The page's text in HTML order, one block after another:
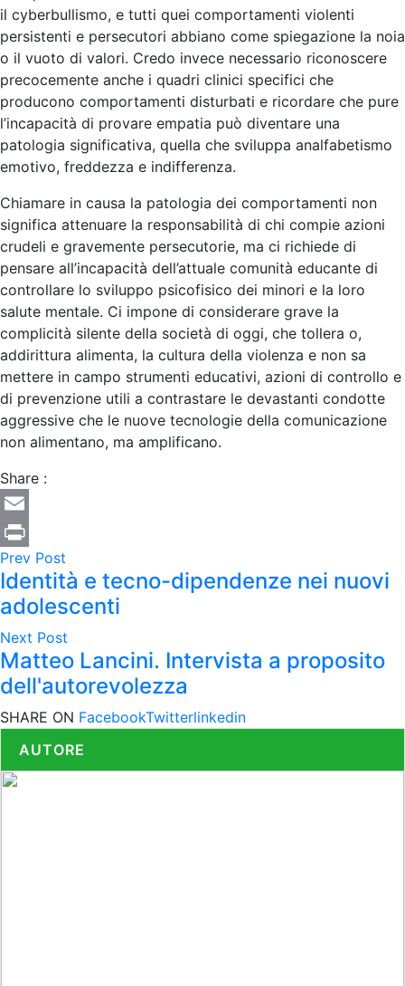
il cyberbullismo, e tutti quei comportamenti violenti
persistenti e persecutori abbiano come spiegazione la noia
o il vuoto di valori. Credo invece necessario riconoscere
precocemente anche i quadri clinici specifici che
producono comportamenti disturbati e ricordare che pure
l’incapacità di provare empatia può diventare una
patologia significativa, quella che sviluppa analfabetismo
emotivo, freddezza e indifferenza.
Chiamare in causa la patologia dei comportamenti non
significa attenuare la responsabilità di chi compie azioni
crudeli e gravemente persecutorie, ma ci richiede di
pensare all’incapacità dell’attuale comunità educante di
controllare lo sviluppo psicofisico dei minori e la loro
salute mentale. Ci impone di considerare grave la
complicità silente della società di oggi, che tollera o,
addirittura alimenta, la cultura della violenza e non sa
mettere in campo strumenti educativi, azioni di controllo e
di prevenzione utili a contrastare le devastanti condotte
aggressive che le nuove tecnologie della comunicazione
non alimentano, ma amplificano.
Share :
Email
Print
Prev Post
Identità e tecno-dipendenze nei nuovi
adolescenti
Next Post
Matteo Lancini. Intervista a proposito
dell'autorevolezza
SHARE ON FacebookTwitterlinkedin
AUTORE